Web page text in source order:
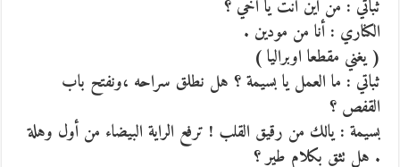
ثباتي : من أين أنت يا أخي ؟
الكناري : أنا من مودين .
( يغني مقطعا اوبراليا )
ثباتي : ما العمل يا بسيمة ؟ هل نطلق سراحه ،ونفتح باب
القفص ؟
بسيمة : يالك من رقيق القلب ! ترفع الراية البيضاء من أول وهلة
. هل تثق بكلام طير ؟